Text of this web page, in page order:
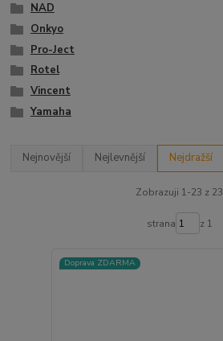
NAD
Onkyo
Pro-Ject
Rotel
Vincent
Yamaha
Nejnovější Nejlevnější Nejdražší
Zobrazuji 1-23 z 23
strana z 1
Doprava ZDARMA